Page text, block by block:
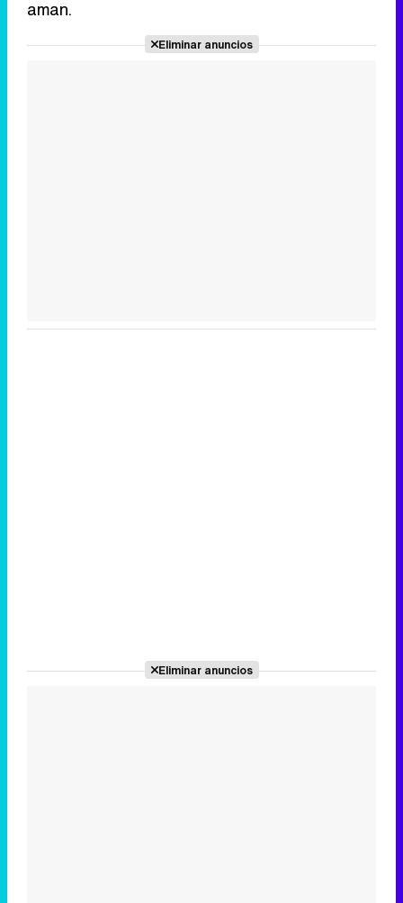
aman.
Eliminar anuncios
Eliminar anuncios